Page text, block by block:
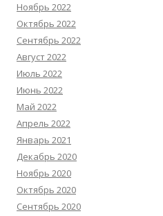
Ноябрь 2022
Октябрь 2022
Сентябрь 2022
Август 2022
Июль 2022
Июнь 2022
Май 2022
Апрель 2022
Январь 2021
Декабрь 2020
Ноябрь 2020
Октябрь 2020
Сентябрь 2020